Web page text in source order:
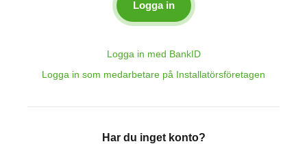
Logga in med BankID
Logga in som medarbetare på Installatörsföretagen
Har du inget konto?